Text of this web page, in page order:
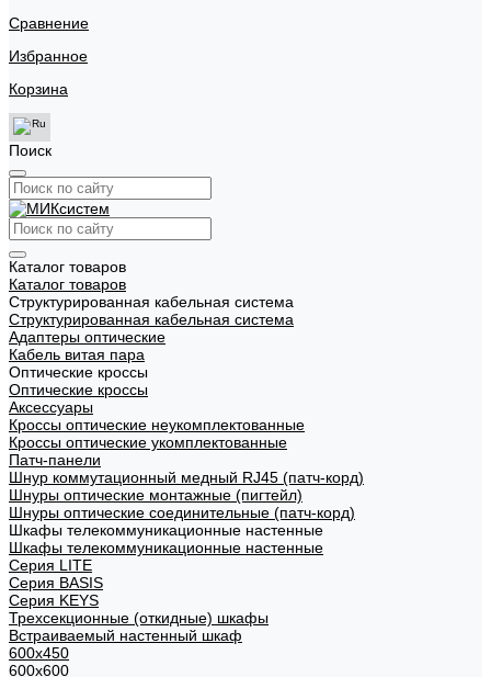
Сравнение
Избранное
Корзина
Поиск
Каталог товаров
Каталог товаров
Структурированная кабельная система
Структурированная кабельная система
Адаптеры оптические
Кабель витая пара
Оптические кроссы
Оптические кроссы
Аксессуары
Кроссы оптические неукомплектованные
Кроссы оптические укомплектованные
Патч-панели
Шнур коммутационный медный RJ45 (патч-корд)
Шнуры оптические монтажные (пигтейл)
Шнуры оптические соединительные (патч-корд)
Шкафы телекоммуникационные настенные
Шкафы телекоммуникационные настенные
Cерия LITE
Cерия BASIS
Cерия KEYS
Трехсекционные (откидные) шкафы
Встраиваемый настенный шкаф
600x450
600x600